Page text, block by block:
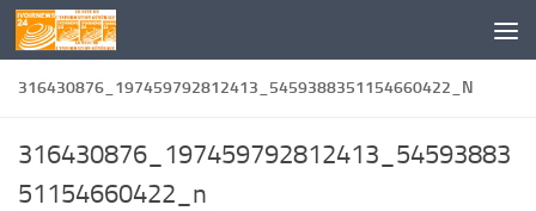
Skip to content
316430876_197459792812413_5459388351154660422_N
316430876_197459792812413_54593883
51154660422_n